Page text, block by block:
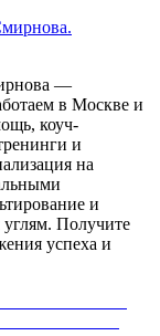
—
в Москве и
коуч-
и
на
и
Получите
успеха и